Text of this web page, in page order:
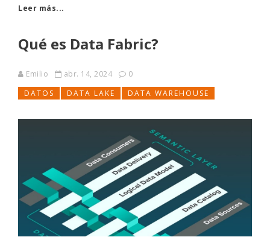
Leer más...
Qué es Data Fabric?
Emilio abr. 14, 2024
0
DATOS
DATA LAKE DATA WAREHOUSE